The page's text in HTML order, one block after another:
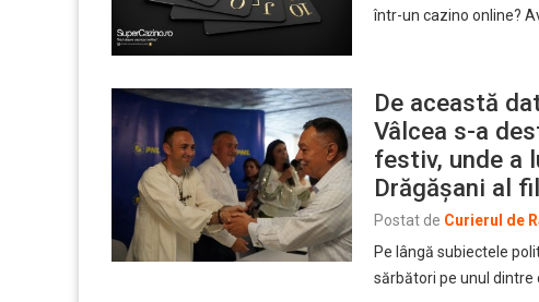
într-un cazino online?
De această
Vâlcea s-a
festiv, unde a
Drăgășani al
Postat de Curierul de
Pe lângă subiectele
sărbători pe unul dintre